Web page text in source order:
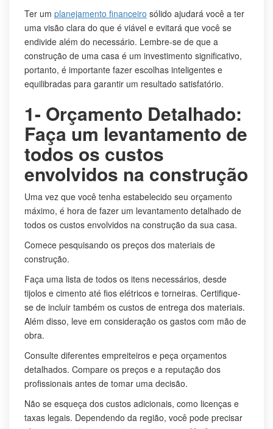
Ter um planejamento financeiro sólido ajudará você a ter
uma visão clara do que é viável e evitará que você se
endivide além do necessário. Lembre-se de que a
construção de uma casa é um investimento significativo,
portanto, é importante fazer escolhas inteligentes e
equilibradas para garantir um resultado satisfatório.
1- Orçamento Detalhado:
Faça um levantamento de
todos os custos
envolvidos na construção
Uma vez que você tenha estabelecido seu orçamento
máximo, é hora de fazer um levantamento detalhado de
todos os custos envolvidos na construção da sua casa.
Comece pesquisando os preços dos materiais de
construção.
Faça uma lista de todos os itens necessários, desde
tijolos e cimento até fios elétricos e torneiras. Certifique-
se de incluir também os custos de entrega dos materiais.
Além disso, leve em consideração os gastos com mão de
obra.
Consulte diferentes empreiteiros e peça orçamentos
detalhados. Compare os preços e a reputação dos
profissionais antes de tomar uma decisão.
Não se esqueça dos custos adicionais, como licenças e
taxas legais. Dependendo da região, você pode precisar